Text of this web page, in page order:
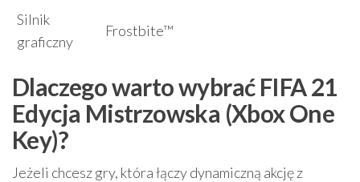
Silnik
graficzny
Frostbite™
Dlaczego warto wybrać FIFA 21
Edycja Mistrzowska (Xbox One
Key)?
Jeżeli chcesz gry, która łączy dynamiczną akcję z